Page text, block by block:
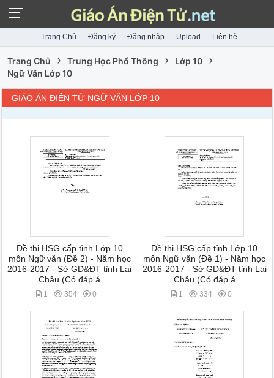
Trang Chủ Đăng ký Đăng nhập Upload Liên hệ
Trang Chủ › Trung Học Phổ Thông › Lớp 10 ›
Ngữ Văn Lớp 10
GIÁO ÁN ĐIỆN TỬ NGỮ VĂN LỚP 10
Đề thi HSG cấp tỉnh Lớp 10
môn Ngữ văn (Đề 2) - Năm học
2016-2017 - Sở GD&ĐT tỉnh Lai
Châu (Có đáp á
1 354 0
Đề thi HSG cấp tỉnh Lớp 10
môn Ngữ văn (Đề 1) - Năm học
2016-2017 - Sở GD&ĐT tỉnh Lai
Châu (Có đáp á
1 334 0